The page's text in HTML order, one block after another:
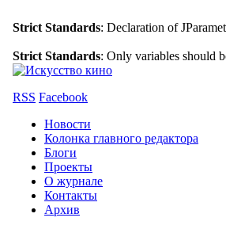
Strict Standards: Declaration of
Strict Standards: Only variables should
RSS Facebook
Новости
Колонка главного редактора
Блоги
Проекты
О журнале
Контакты
Архив